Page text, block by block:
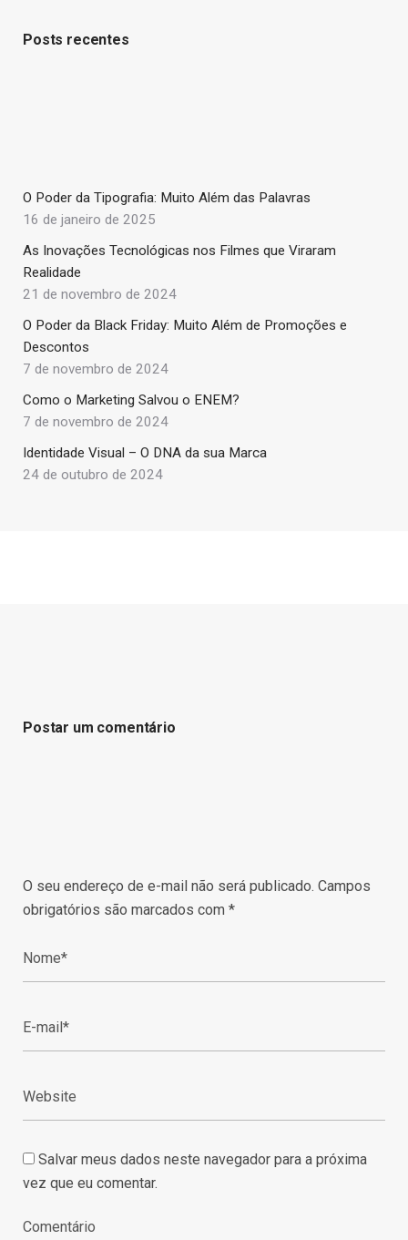
Posts recentes
O Poder da Tipografia: Muito Além das Palavras
16 de janeiro de 2025
As Inovações Tecnológicas nos Filmes que Viraram
Realidade
21 de novembro de 2024
O Poder da Black Friday: Muito Além de Promoções e
Descontos
7 de novembro de 2024
Como o Marketing Salvou o ENEM?
7 de novembro de 2024
Identidade Visual – O DNA da sua Marca
24 de outubro de 2024
Postar um comentário
O seu endereço de e-mail não será publicado. Campos
obrigatórios são marcados com *
Salvar meus dados neste navegador para a próxima
vez que eu comentar.